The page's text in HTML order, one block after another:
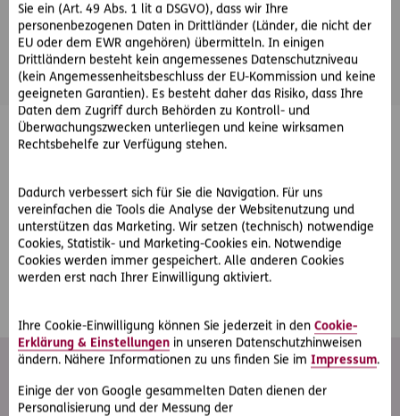
Sie ein (Art. 49 Abs. 1 lit a DSGVO), dass wir Ihre
personenbezogenen Daten in Drittländer (Länder, die nicht der
EU oder dem EWR angehören) übermitteln. In einigen
Drittländern besteht kein angemessenes Datenschutzniveau
(kein Angemessenheitsbeschluss der EU-Kommission und keine
geeigneten Garantien). Es besteht daher das Risiko, dass Ihre
Daten dem Zugriff durch Behörden zu Kontroll- und
Überwachungszwecken unterliegen und keine wirksamen
Rechtsbehelfe zur Verfügung stehen.
Dadurch verbessert sich für Sie die Navigation. Für uns
vereinfachen die Tools die Analyse der Websitenutzung und
unterstützen das Marketing. Wir setzen (technisch) notwendige
Cookies, Statistik- und Marketing-Cookies ein. Notwendige
Cookies werden immer gespeichert. Alle anderen Cookies
werden erst nach Ihrer Einwilligung aktiviert.
Ihre Cookie-Einwilligung können Sie jederzeit in den Cookie-
Erklärung & Einstellungen in unseren Datenschutzhinweisen
ändern. Nähere Informationen zu uns finden Sie im Impressum.
Einige der von Google gesammelten Daten dienen der
Personalisierung und der Messung der
Mehr laden
ersetzen daher keine diesbezügliche Beratung. Es handelt
sich hierbei um eine unverbindliche Erstinformation ohne
Anspruch auf Vollständigkeit. Bitte beachten Sie auch die
näheren Erläuterungen zu den Produkten (insbesondere zu
den konkreten Versicherungsleistungen) in
denallgemeinen Versicherungsbedingungen
Nicht die passende Antwort